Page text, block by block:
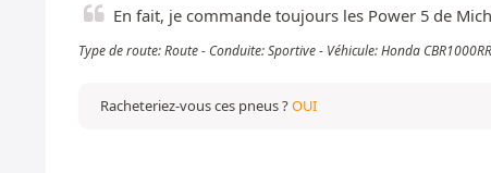
En fait, je commande toujours les Power 5 de
Type de route: Route - Conduite: Sportive - Véhicule: Honda
Racheteriez-vous ces pneus ?OUI